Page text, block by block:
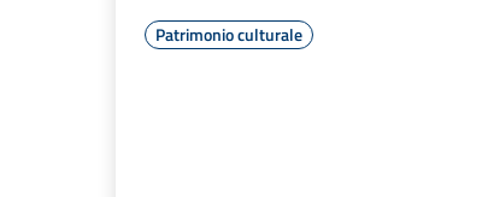
Patrimonio culturale